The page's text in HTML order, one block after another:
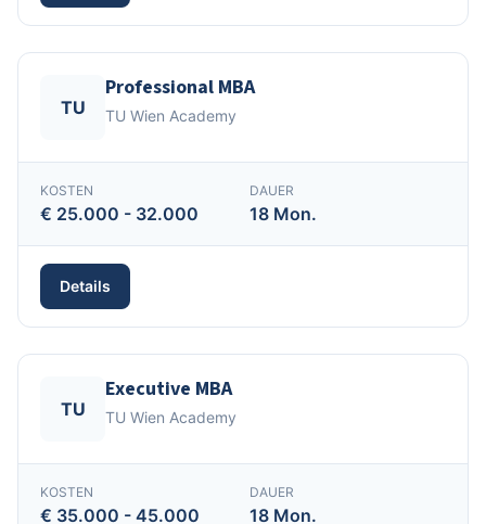
TU
Professional MBA
TU Wien Academy
KOSTEN
€ 25.000 - 32.000
DAUER
18 Mon.
Details
TU
Executive MBA
TU Wien Academy
KOSTEN
€ 35.000 - 45.000
DAUER
18 Mon.